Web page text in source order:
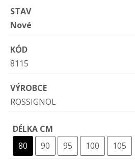
STAV
Nové
KÓD
8115
VÝROBCE
ROSSIGNOL
DÉLKA CM
80
90 95 100 105